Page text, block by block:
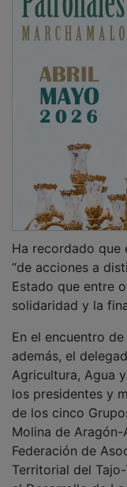
“de acciones a
Estado que entre
solidaridad y la
además, el
Agricultura, Agua
los presidentes y
de los cinco
Molina de Aragón-
Federación de
Territorial del Tajo-
el Desarrollo de